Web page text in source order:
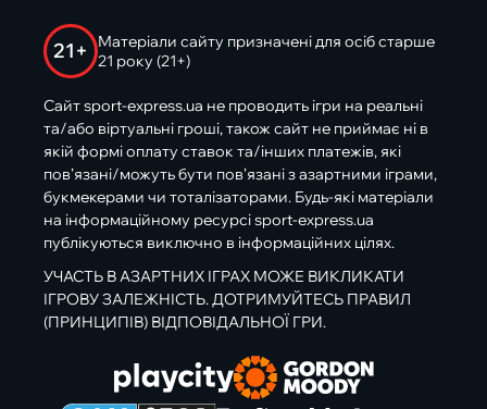
21+
Матеріали сайту призначені для осіб старше
21 року (21+)
Сайт sport-express.ua не проводить ігри на реальні
та/або віртуальні гроші, також сайт не приймає ні в
якій формі оплату ставок та/інших платежів, які
пов’язані/можуть бути пов’язані з азартними іграми,
букмекерами чи тоталізаторами. Будь-які матеріали
на інформаційному ресурсі sport-express.ua
публікуються виключно в інформаційних цілях.
УЧАСТЬ В АЗАРТНИХ ІГРАХ МОЖЕ ВИКЛИКАТИ
ІГРОВУ ЗАЛЕЖНІСТЬ. ДОТРИМУЙТЕСЬ ПРАВИЛ
(ПРИНЦИПІВ) ВІДПОВІДАЛЬНОЇ ГРИ.